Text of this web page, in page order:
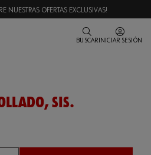
NUESTRAS OFERTAS EXCLUSIVAS!
BUSCAR INICIAR SESIÓN
SIS.